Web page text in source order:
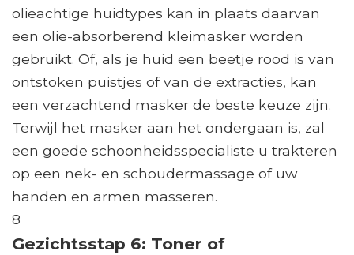
olieachtige huidtypes kan in plaats daarvan
een olie-absorberend kleimasker worden
gebruikt. Of, als je huid een beetje rood is van
ontstoken puistjes of van de extracties, kan
een verzachtend masker de beste keuze zijn.
Terwijl het masker aan het ondergaan is, zal
een goede schoonheidsspecialiste u trakteren
op een nek- en schoudermassage of uw
handen en armen masseren.
8
Gezichtsstap 6: Toner of